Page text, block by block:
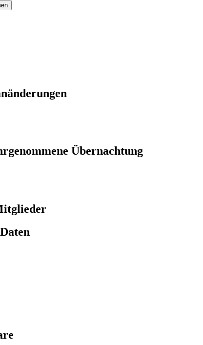
Übernachtung